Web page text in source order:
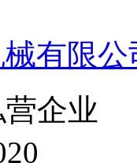
有限公
企业